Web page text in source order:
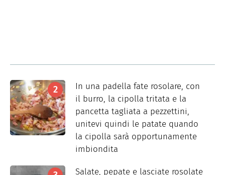
In una padella fate rosolare, con
il burro, la cipolla tritata e la
pancetta tagliata a pezzettini,
unitevi quindi le patate quando
la cipolla sarà opportunamente
imbiondita
Salate, pepate e lasciate rosolate